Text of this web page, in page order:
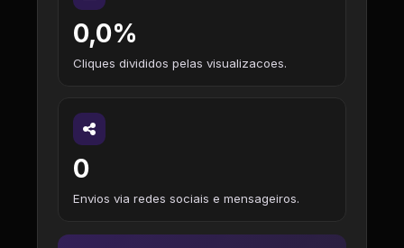
0,0%
Cliques divididos pelas visualizacoes.
0
Envios via redes sociais e mensageiros.